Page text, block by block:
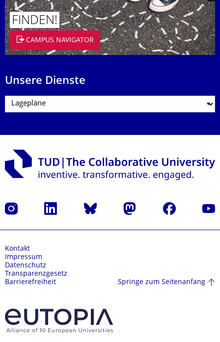
FINDEN!
CAMPUS NAVIGATOR
Unsere Dienste
Instagram LinkedIn Bluesky Mastodon Facebook
Kontakt
Impressum
Datenschutz
Transparenzgesetz
Barrierefreiheit
Springe zum Seitenanfang